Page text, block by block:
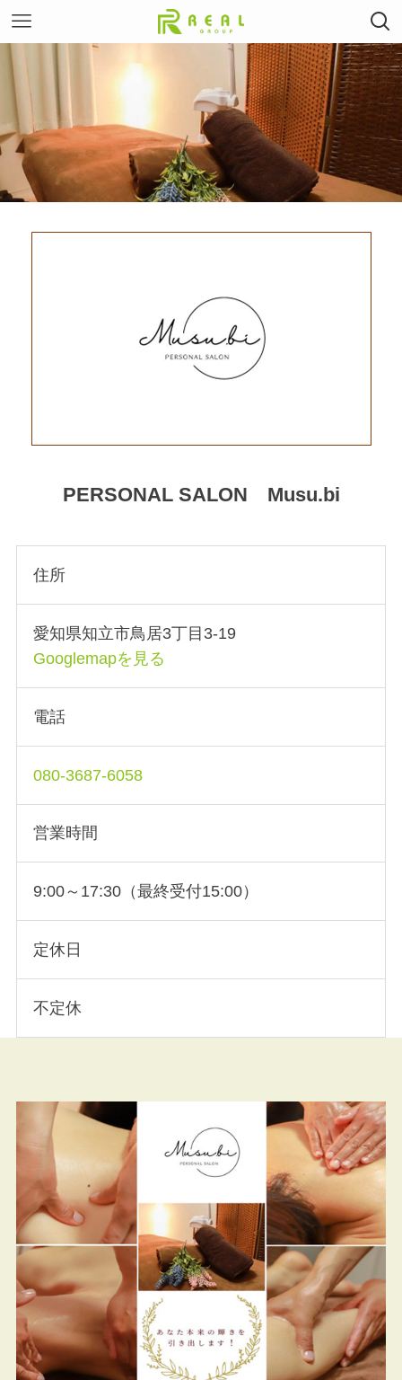
PERSONAL SALON Musu.bi
住所
愛知県知立市鳥居3丁目3-19
Googlemapを見る
電話
080-3687-6058
営業時間
9:00～17:30（最終受付15:00）
定休日
不定休